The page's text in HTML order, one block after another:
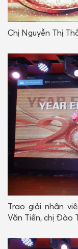
Chị Nguyễn Thị
Trao giải nhân
Văn Tiến, chị Đào